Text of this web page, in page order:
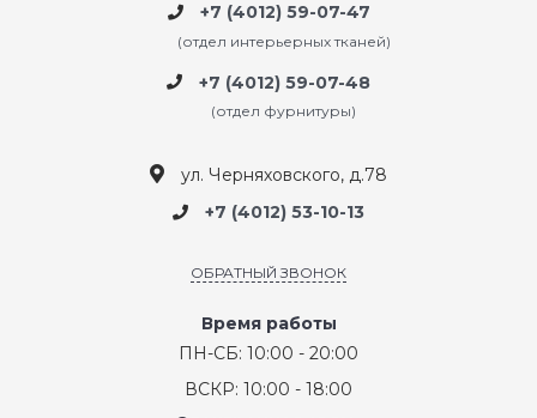
+7 (4012) 59-07-47
(отдел интерьерных тканей)
+7 (4012) 59-07-48
(отдел фурнитуры)
ул. Черняховского, д.78
+7 (4012) 53-10-13
ОБРАТНЫЙ ЗВОНОК
Время работы
ПН-СБ: 10:00 - 20:00
ВСКР: 10:00 - 18:00